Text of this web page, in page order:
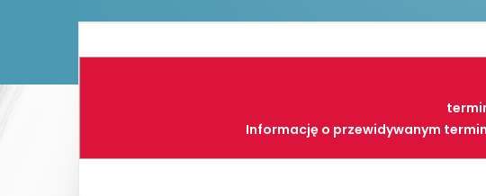
Informację o przewidywanym